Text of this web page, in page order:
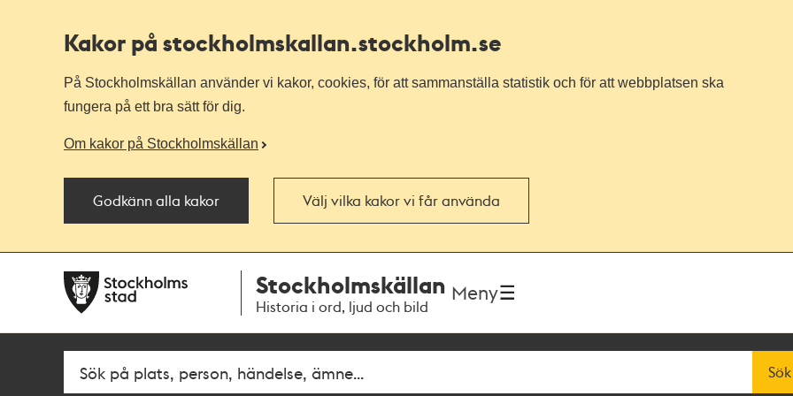
Kakor på stockholmskallan.stockholm.se
På Stockholmskällan använder vi kakor, cookies, för att sammanställa statistik och för att webbplatsen ska
fungera på ett bra sätt för dig.
Om kakor på Stockholmskällan
Godkänn alla kakor Välj vilka kakor vi får använda
navigationen
huvudinnehållet
Stockholmskällan
Historia i ord, ljud och bild
Meny
Fritextsök Sök